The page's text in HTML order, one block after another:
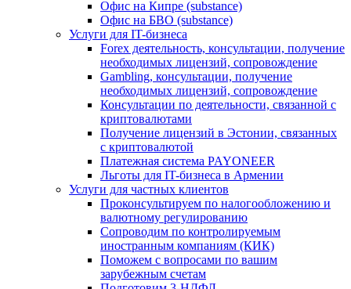
Офис на Кипре (substance)
Офис на БВО (substance)
Услуги для IT-бизнеса
Forex деятельность, консультации, получение
необходимых лицензий, сопровождение
Gambling, консультации, получение
необходимых лицензий, сопровождение
Консультации по деятельности, связанной с
криптовалютами
Получение лицензий в Эстонии, связанных
с криптовалютой
Платежная система PAYONEER
Льготы для IT-бизнеса в Армении
Услуги для частных клиентов
Проконсультируем по налогообложению и
валютному регулированию
Сопроводим по контролируемым
иностранным компаниям (КИК)
Поможем с вопросами по вашим
зарубежным счетам